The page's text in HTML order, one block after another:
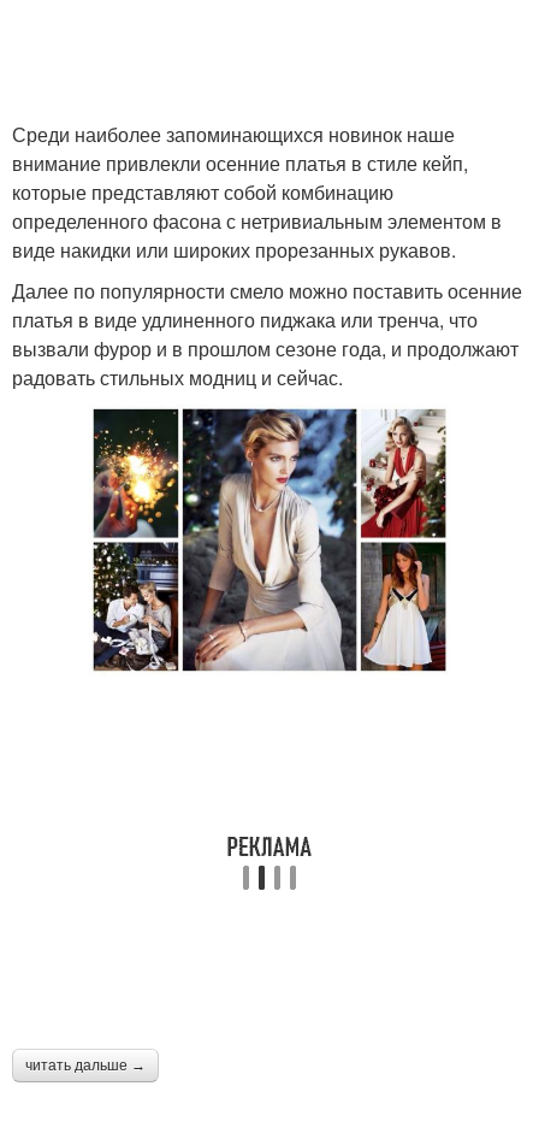
Модные платья
Среди наиболее запоминающихся новинок наше
внимание привлекли осенние платья в стиле кейп,
которые представляют собой комбинацию
определенного фасона с нетривиальным элементом в
виде накидки или широких прорезанных рукавов.
Далее по популярности смело можно поставить осенние
платья в виде удлиненного пиджака или тренча, что
вызвали фурор и в прошлом сезоне года, и продолжают
радовать стильных модниц и сейчас.
читать дальше →